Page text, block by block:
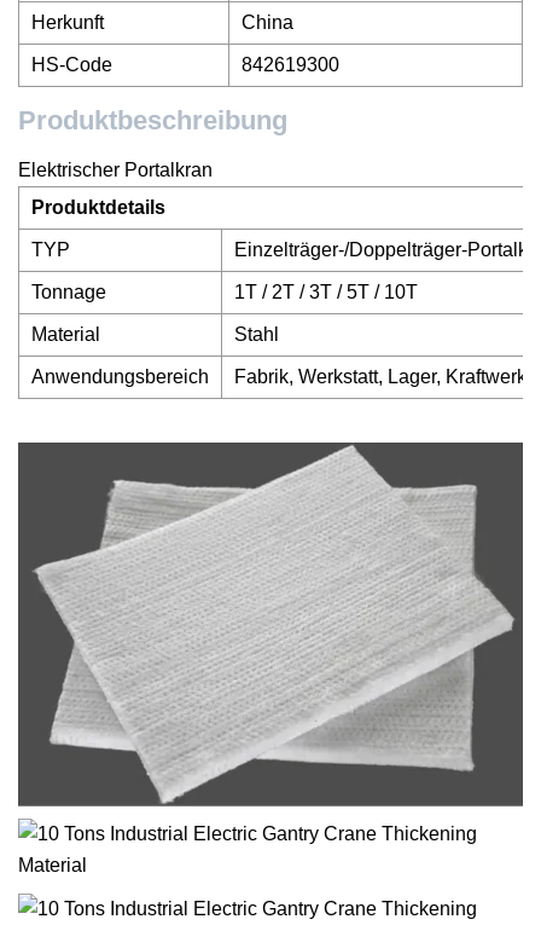
Herkunft China
HS-Code 842619300
Produktbeschreibung
Elektrischer Portalkran
Produktdetails
TYP Einzelträger-/Doppelträger-
Tonnage 1T / 2T / 3T / 5T / 10T
Material Stahl
Anwendungsbereich Fabrik, Werkstatt, Lager, Kraftwerk,